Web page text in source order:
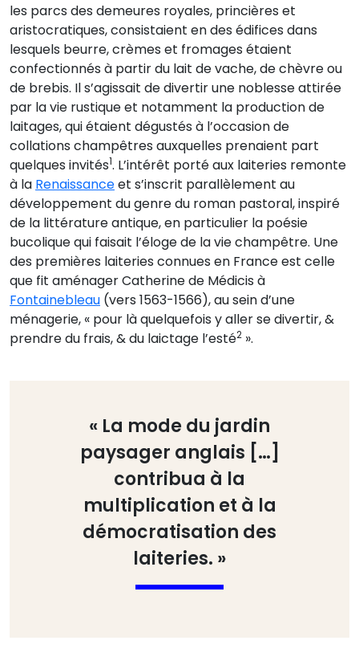
les parcs des demeures royales, princières et
aristocratiques, consistaient en des édifices dans
lesquels beurre, crèmes et fromages étaient
confectionnés à partir du lait de vache, de chèvre ou
de brebis. Il s’agissait de divertir une noblesse attirée
par la vie rustique et notamment la production de
laitages, qui étaient dégustés à l’occasion de
collations champêtres auxquelles prenaient part
quelques invités1. L’intérêt porté aux laiteries remonte
à la Renaissanceet s’inscrit parallèlement au
développement du genre du roman pastoral, inspiré
de la littérature antique, en particulier la poésie
bucolique qui faisait l’éloge de la vie champêtre. Une
des premières laiteries connues en France est celle
que fit aménager Catherine de Médicis à
Fontainebleau (vers 1563-1566), au sein d’une
ménagerie, « pour là quelquefois y aller se divertir, &
prendre du frais, & du laictage l’esté2 ».
« La mode du jardin
paysager anglais […]
contribua à la
multiplication et à la
démocratisation des
laiteries. »